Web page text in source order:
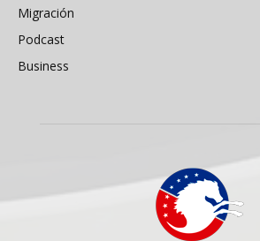
Migración
Podcast
Business